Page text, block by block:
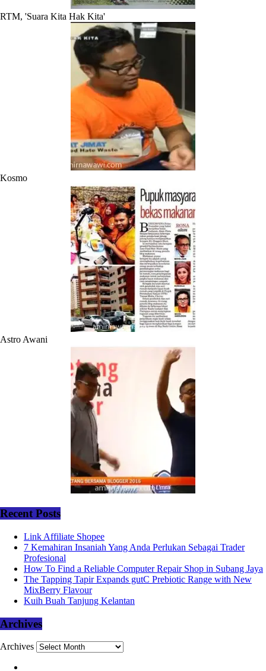
RTM, 'Suara Kita Hak Kita'
Kosmo
Astro Awani
Recent Posts
Link Affiliate Shopee
7 Kemahiran Insaniah Yang Anda Perlukan Sebagai Trader
Profesional
How To Find a Reliable Computer Repair Shop in Subang Jaya
The Tapping Tapir Expands gutC Prebiotic Range with New
MixBerry Flavour
Kuih Buah Tanjung Kelantan
Archives
Archives